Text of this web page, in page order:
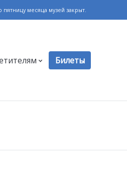
месяца музей закрыт.
Билеты